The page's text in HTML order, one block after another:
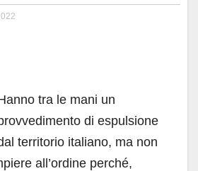
tra le mani un
di espulsione
territorio italiano, ma non
all’ordine perché,